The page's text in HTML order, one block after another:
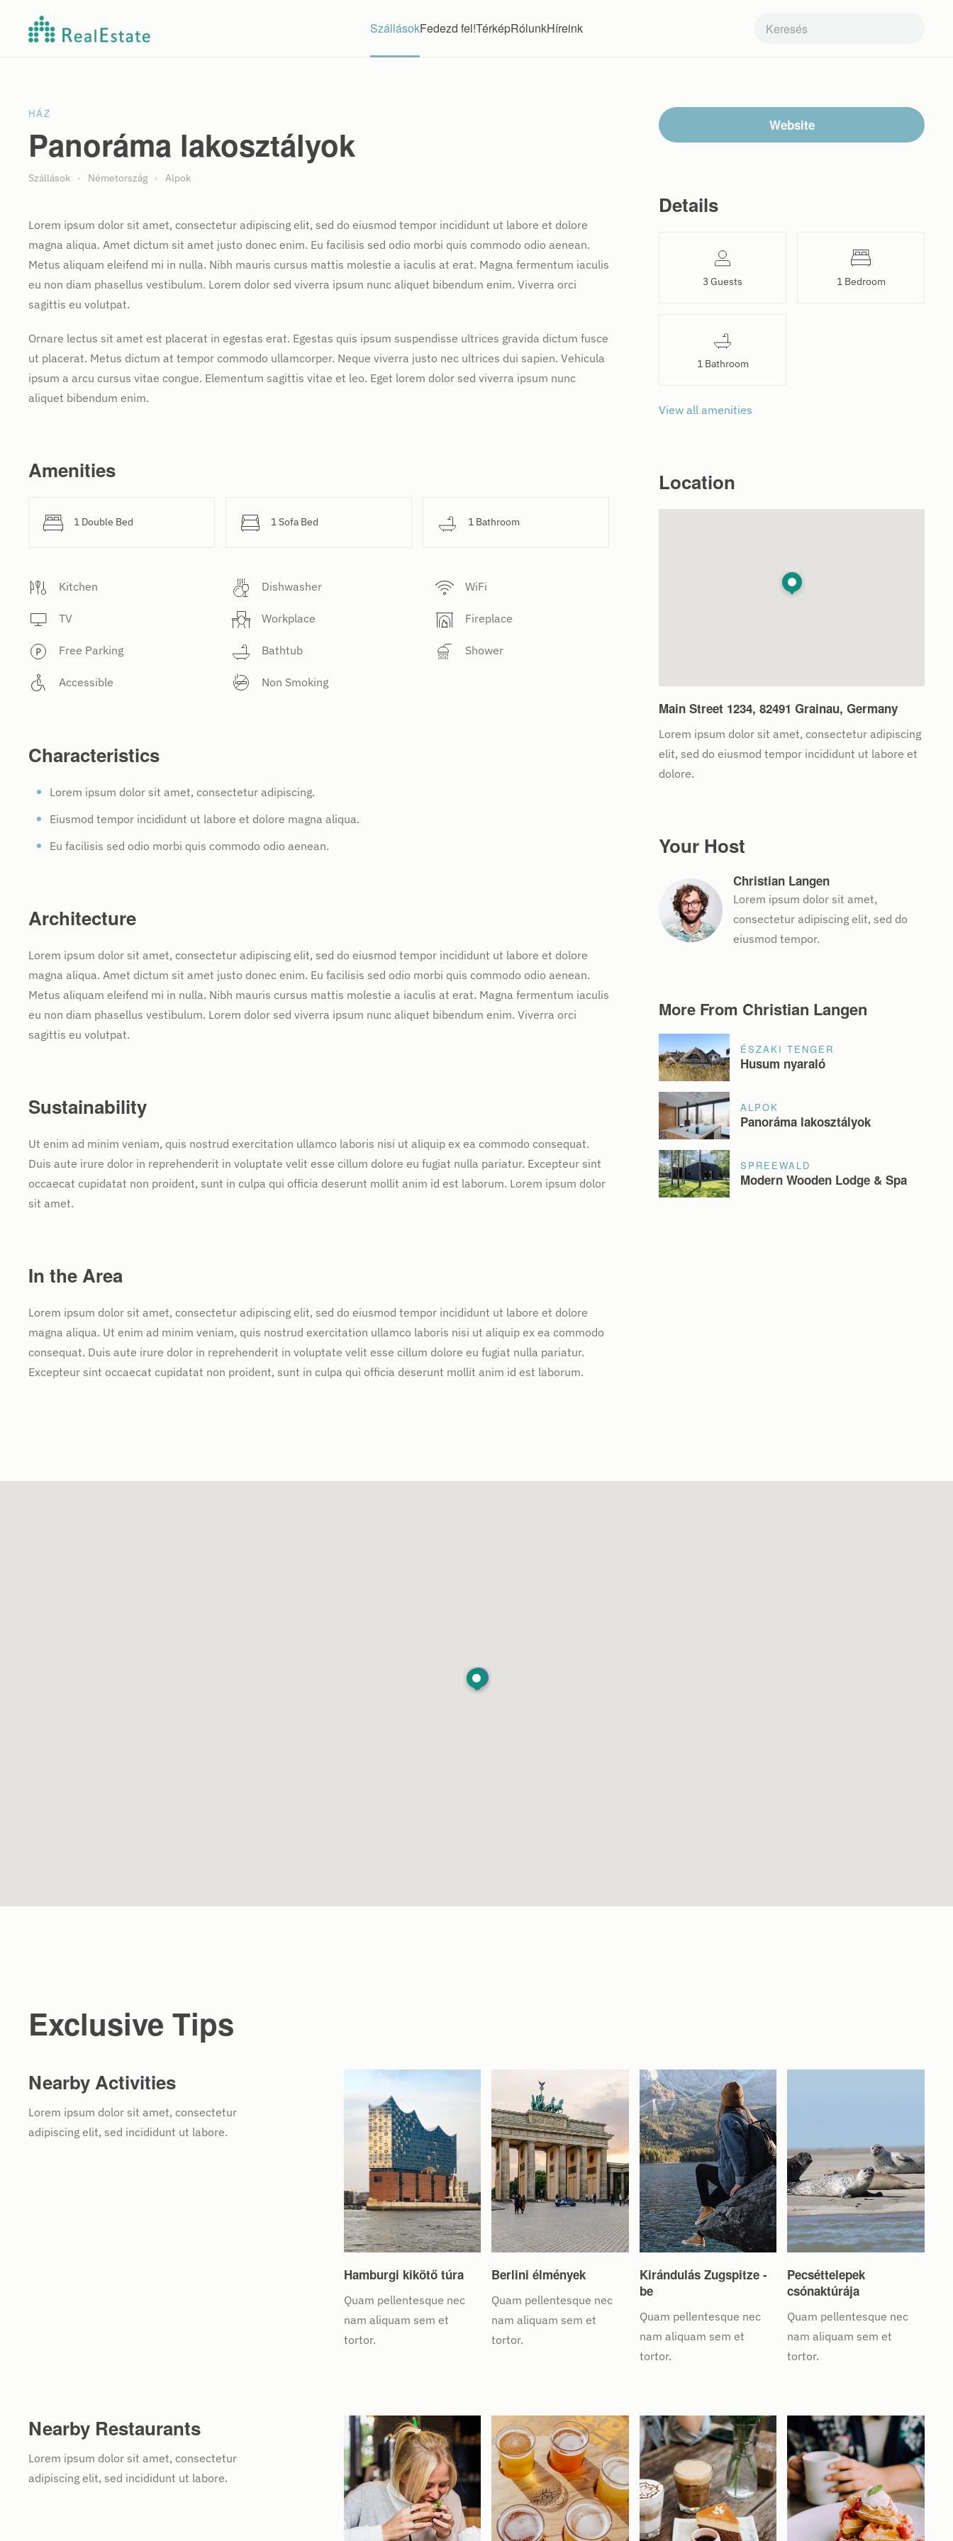
Fő tartalom átugrása
SzállásokFedezd fel!TérképRólunkHíreink
HÁZ
Panoráma lakosztályok
Szállások Németország Alpok
Lorem ipsum dolor sit amet, consectetur adipiscing elit, sed do eiusmod tempor incididunt ut labore et dolore
magna aliqua. Amet dictum sit amet justo donec enim. Eu facilisis sed odio morbi quis commodo odio aenean.
Metus aliquam eleifend mi in nulla. Nibh mauris cursus mattis molestie a iaculis at erat. Magna fermentum iaculis
eu non diam phasellus vestibulum. Lorem dolor sed viverra ipsum nunc aliquet bibendum enim. Viverra orci
sagittis eu volutpat.
Ornare lectus sit amet est placerat in egestas erat. Egestas quis ipsum suspendisse ultrices gravida dictum fusce
ut placerat. Metus dictum at tempor commodo ullamcorper. Neque viverra justo nec ultrices dui sapien. Vehicula
ipsum a arcu cursus vitae congue. Elementum sagittis vitae et leo. Eget lorem dolor sed viverra ipsum nunc
aliquet bibendum enim.
Amenities
1 Double Bed 1 Sofa Bed 1 Bathroom
Kitchen Dishwasher WiFi
TV Workplace Fireplace
Free Parking Bathtub Shower
Accessible Non Smoking
Characteristics
Lorem ipsum dolor sit amet, consectetur adipiscing.
Eiusmod tempor incididunt ut labore et dolore magna aliqua.
Eu facilisis sed odio morbi quis commodo odio aenean.
Architecture
Lorem ipsum dolor sit amet, consectetur adipiscing elit, sed do eiusmod tempor incididunt ut labore et dolore
magna aliqua. Amet dictum sit amet justo donec enim. Eu facilisis sed odio morbi quis commodo odio aenean.
Metus aliquam eleifend mi in nulla. Nibh mauris cursus mattis molestie a iaculis at erat. Magna fermentum iaculis
eu non diam phasellus vestibulum. Lorem dolor sed viverra ipsum nunc aliquet bibendum enim. Viverra orci
sagittis eu volutpat.
Sustainability
Ut enim ad minim veniam, quis nostrud exercitation ullamco laboris nisi ut aliquip ex ea commodo consequat.
Duis aute irure dolor in reprehenderit in voluptate velit esse cillum dolore eu fugiat nulla pariatur. Excepteur sint
occaecat cupidatat non proident, sunt in culpa qui officia deserunt mollit anim id est laborum. Lorem ipsum dolor
sit amet.
In the Area
Lorem ipsum dolor sit amet, consectetur adipiscing elit, sed do eiusmod tempor incididunt ut labore et dolore
magna aliqua. Ut enim ad minim veniam, quis nostrud exercitation ullamco laboris nisi ut aliquip ex ea commodo
consequat. Duis aute irure dolor in reprehenderit in voluptate velit esse cillum dolore eu fugiat nulla pariatur.
Excepteur sint occaecat cupidatat non proident, sunt in culpa qui officia deserunt mollit anim id est laborum.
Website
Details
3 Guests 1 Bedroom
1 Bathroom
View all amenities
Location
Main Street 1234, 82491 Grainau, Germany
Lorem ipsum dolor sit amet, consectetur adipiscing
elit, sed do eiusmod tempor incididunt ut labore et
dolore.
Your Host
Christian Langen
Lorem ipsum dolor sit amet,
consectetur adipiscing elit, sed do
eiusmod tempor.
More From Christian Langen
ÉSZAKI TENGER
Husum nyaraló
ALPOK
Panoráma lakosztályok
SPREEWALD
Modern Wooden Lodge & Spa
Exclusive Tips
Nearby Activities
Lorem ipsum dolor sit amet, consectetur
adipiscing elit, sed incididunt ut labore.
Hamburgi kikötő túra
Quam pellentesque nec
nam aliquam sem et
tortor.
Berlini élmények
Quam pellentesque nec
nam aliquam sem et
tortor.
Kirándulás Zugspitze -
be
Quam pellentesque nec
nam aliquam sem et
tortor.
Pecséttelepek
csónaktúrája
Quam pellentesque nec
nam aliquam sem et
tortor.
Nearby Restaurants
Lorem ipsum dolor sit amet, consectetur
adipiscing elit, sed incididunt ut labore.